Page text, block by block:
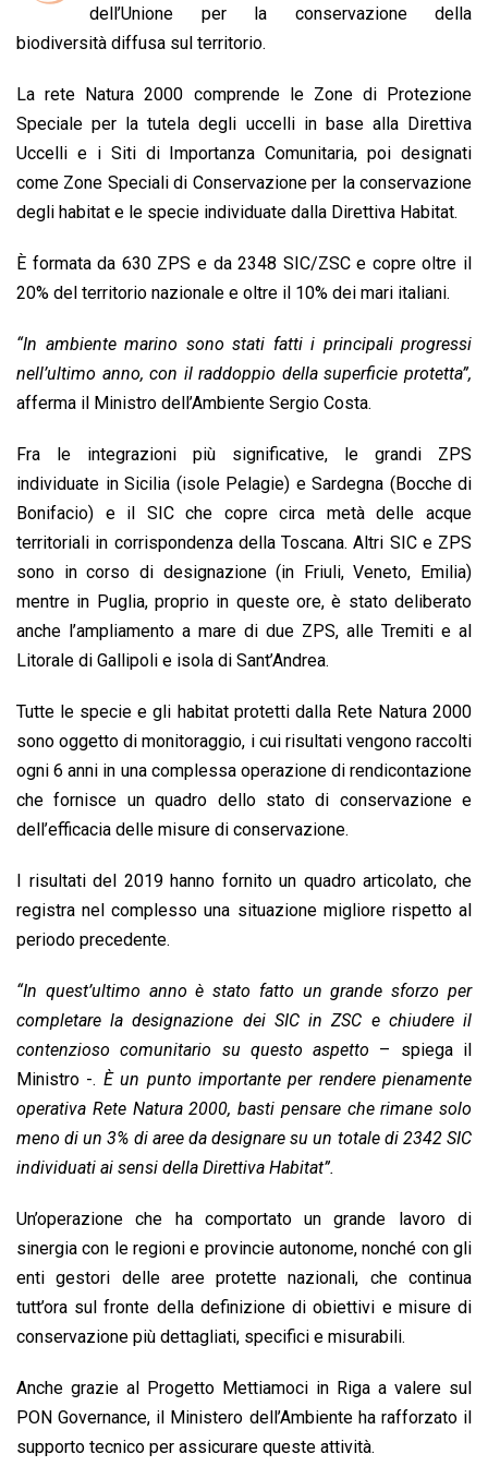
o
k
s
A
p
e
d
n
a
d
k
t
dell’Unione per la conservazione della
biodiversità diffusa sul territorio.
La rete Natura 2000 comprende le Zone di Protezione
Speciale per la tutela degli uccelli in base alla Direttiva
Uccelli e i Siti di Importanza Comunitaria, poi designati
come Zone Speciali di Conservazione per la conservazione
degli habitat e le specie individuate dalla Direttiva Habitat.
È formata da 630 ZPS e da 2348 SIC/ZSC e copre oltre il
20% del territorio nazionale e oltre il 10% dei mari italiani.
“In ambiente marino sono stati fatti i principali progressi
nell’ultimo anno, con il raddoppio della superficie protetta”,
afferma il Ministro dell’Ambiente Sergio Costa.
Fra le integrazioni più significative, le grandi ZPS
individuate in Sicilia (isole Pelagie) e Sardegna (Bocche di
Bonifacio) e il SIC che copre circa metà delle acque
territoriali in corrispondenza della Toscana. Altri SIC e ZPS
sono in corso di designazione (in Friuli, Veneto, Emilia)
mentre in Puglia, proprio in queste ore, è stato deliberato
anche l’ampliamento a mare di due ZPS, alle Tremiti e al
Litorale di Gallipoli e isola di Sant’Andrea.
Tutte le specie e gli habitat protetti dalla Rete Natura 2000
sono oggetto di monitoraggio, i cui risultati vengono raccolti
ogni 6 anni in una complessa operazione di rendicontazione
che fornisce un quadro dello stato di conservazione e
dell’efficacia delle misure di conservazione.
I risultati del 2019 hanno fornito un quadro articolato, che
registra nel complesso una situazione migliore rispetto al
periodo precedente.
“In quest’ultimo anno è stato fatto un grande sforzo per
completare la designazione dei SIC in ZSC e chiudere il
contenzioso comunitario su questo aspetto – spiega il
Ministro -. È un punto importante per rendere pienamente
operativa Rete Natura 2000, basti pensare che rimane solo
meno di un 3% di aree da designare su un totale di 2342 SIC
individuati ai sensi della Direttiva Habitat”.
Un’operazione che ha comportato un grande lavoro di
sinergia con le regioni e provincie autonome, nonché con gli
enti gestori delle aree protette nazionali, che continua
tutt’ora sul fronte della definizione di obiettivi e misure di
conservazione più dettagliati, specifici e misurabili.
Anche grazie al Progetto Mettiamoci in Riga a valere sul
PON Governance, il Ministero dell’Ambiente ha rafforzato il
supporto tecnico per assicurare queste attività.